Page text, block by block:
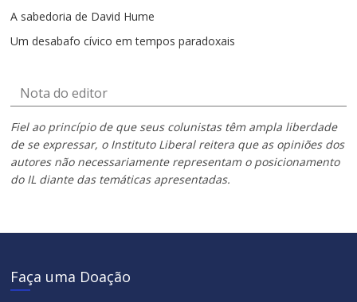
A sabedoria de David Hume
Um desabafo cívico em tempos paradoxais
Nota do editor
Fiel ao princípio de que seus colunistas têm ampla liberdade
de se expressar, o Instituto Liberal reitera que as opiniões dos
autores não necessariamente representam o posicionamento
do IL diante das temáticas apresentadas.
Faça uma Doação